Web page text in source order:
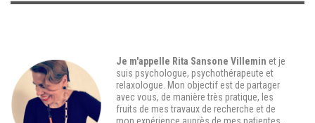
Je m'appelle Rita Sansone Villemin et je
suis psychologue, psychothérapeute et
relaxologue . Mon objectif est de partager
avec vous, de manière très pratique, les
fruits de mes travaux de recherche et de